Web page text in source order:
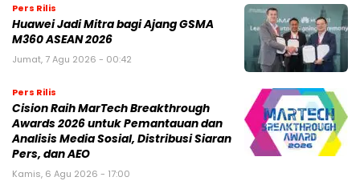
Pers Rilis
Huawei Jadi Mitra bagi Ajang GSMA
M360 ASEAN 2026
Jumat, 7 Agu 2026 - 00:42
Pers Rilis
Cision Raih MarTech Breakthrough
Awards 2026 untuk Pemantauan dan
Analisis Media Sosial, Distribusi Siaran
Pers, dan AEO
Kamis, 6 Agu 2026 - 17:00